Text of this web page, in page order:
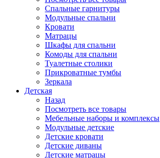
Спальные гарнитуры
Модульные спальни
Кровати
Матрацы
Шкафы для спальни
Комоды для спальни
Туалетные столики
Прикроватные тумбы
Зеркала
Детская
Назад
Посмотреть все товары
Мебельные наборы и комплексы
Модульные детские
Детские кровати
Детские диваны
Детские матрацы